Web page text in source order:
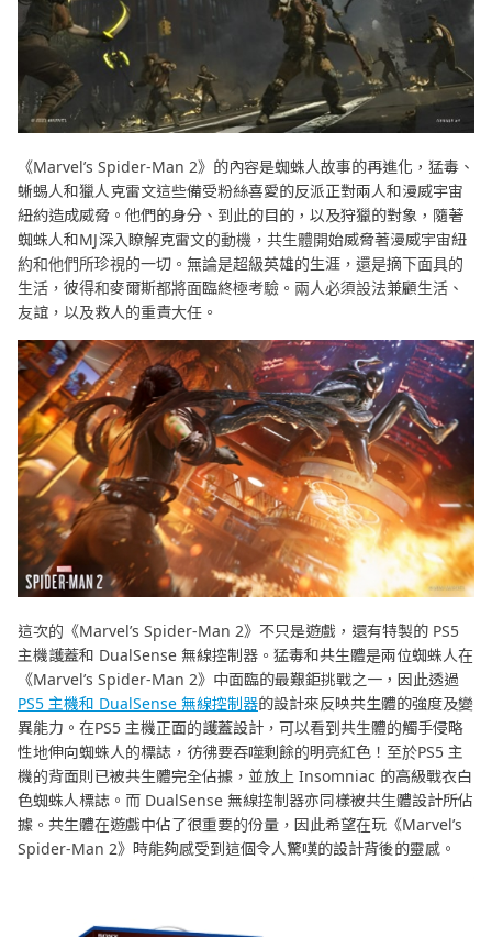
《Marvel’s Spider-Man 2》的內容是蜘蛛人故事的再進化，猛毒、
蜥蜴人和獵人克雷文這些備受粉絲喜愛的反派正對兩人和漫威宇宙
紐約造成威脅。他們的身分、到此的目的，以及狩獵的對象，隨著
蜘蛛人和MJ深入瞭解克雷文的動機，共生體開始威脅著漫威宇宙紐
約和他們所珍視的一切。無論是超級英雄的生涯，還是摘下面具的
生活，彼得和麥爾斯都將面臨終極考驗。兩人必須設法兼顧生活、
友誼，以及救人的重責大任。
這次的《Marvel’s Spider-Man 2》不只是遊戲，還有特製的 PS5
主機護蓋和 DualSense 無線控制器。猛毒和共生體是兩位蜘蛛人在
《Marvel’s Spider-Man 2》中面臨的最艱鉅挑戰之一，因此透過
PS5 主機和 DualSense 無線控制器的設計來反映共生體的強度及變
異能力。在PS5 主機正面的護蓋設計，可以看到共生體的觸手侵略
性地伸向蜘蛛人的標誌，彷彿要吞噬剩餘的明亮紅色！至於PS5 主
機的背面則已被共生體完全佔據，並放上 Insomniac 的高級戰衣白
色蜘蛛人標誌。而 DualSense 無線控制器亦同樣被共生體設計所佔
據。共生體在遊戲中佔了很重要的份量，因此希望在玩《Marvel’s
Spider-Man 2》時能夠感受到這個令人驚嘆的設計背後的靈感。